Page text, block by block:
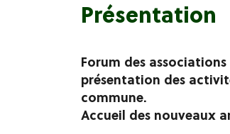
Présentation
Forum des
présentation des
commune.
Accueil des nouveaux